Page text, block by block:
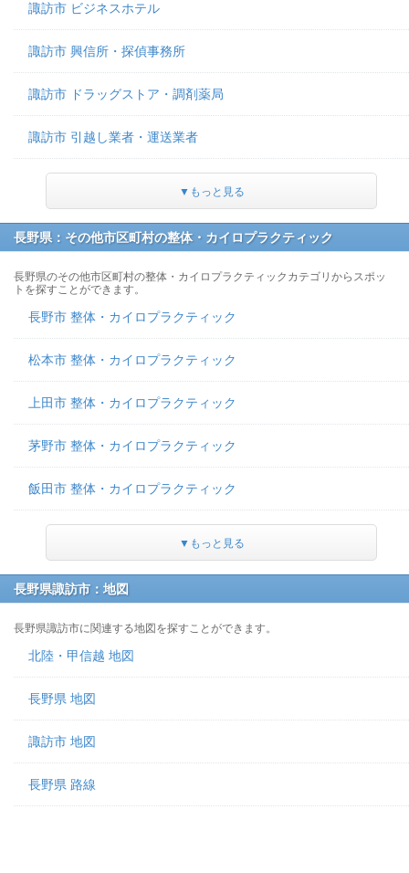
諏訪市 ビジネスホテル
諏訪市 興信所・探偵事務所
諏訪市 ドラッグストア・調剤薬局
諏訪市 引越し業者・運送業者
▼もっと見る
長野県：その他市区町村の整体・カイロプラクティック
長野県のその他市区町村の整体・カイロプラクティックカテゴリからスポッ
トを探すことができます。
長野市 整体・カイロプラクティック
松本市 整体・カイロプラクティック
上田市 整体・カイロプラクティック
茅野市 整体・カイロプラクティック
飯田市 整体・カイロプラクティック
▼もっと見る
長野県諏訪市：地図
長野県諏訪市に関連する地図を探すことができます。
北陸・甲信越 地図
長野県 地図
諏訪市 地図
長野県 路線